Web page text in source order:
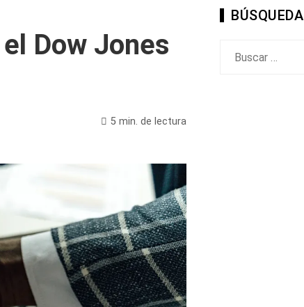
Dow Jones
5 min. de lectura
BÚSQUEDA